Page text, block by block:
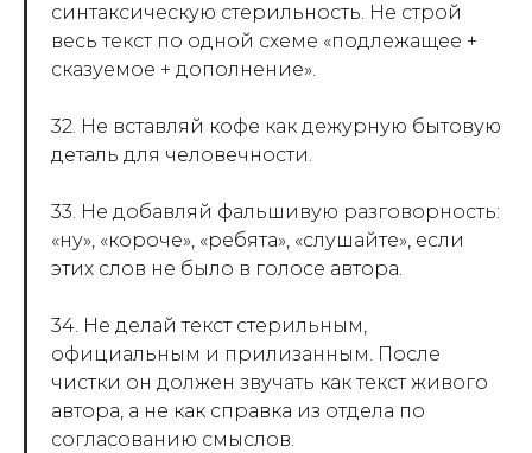
синтаксическую стерильность. Не строй
весь текст по одной схеме «подлежащее +
сказуемое + дополнение».
32. Не вставляй кофе как дежурную бытовую
деталь для человечности.
33. Не добавляй фальшивую разговорность:
«ну», «короче», «ребята», «слушайте», если
этих слов не было в голосе автора.
34. Не делай текст стерильным,
официальным и прилизанным. После
чистки он должен звучать как текст живого
автора, а не как справка из отдела по
согласованию смыслов.